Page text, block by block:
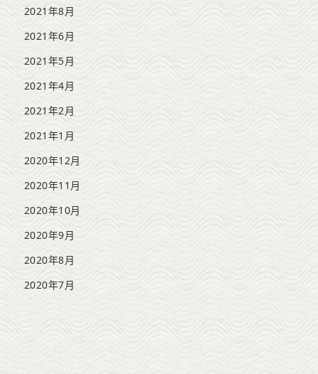
2021年8月
2021年6月
2021年5月
2021年4月
2021年2月
2021年1月
2020年12月
2020年11月
2020年10月
2020年9月
2020年8月
2020年7月